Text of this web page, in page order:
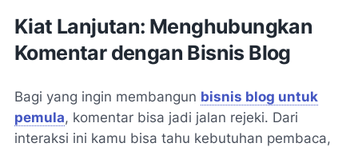
Kiat Lanjutan: Menghubungkan
Komentar dengan Bisnis Blog
Bagi yang ingin membangun bisnis blog untuk
pemula, komentar bisa jadi jalan rejeki. Dari
interaksi ini kamu bisa tahu kebutuhan pembaca,